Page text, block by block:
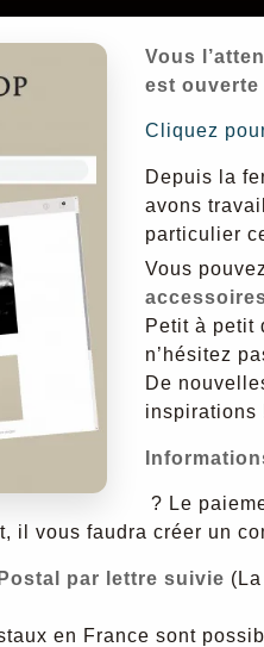
Vous
est ouverte
Cliquez
Depuis la
avons
particulier
Vous
Petit à petit
n’hésitez
De
inspirations
? Le
il vous faudra créer un
par lettre suivie
en France sont